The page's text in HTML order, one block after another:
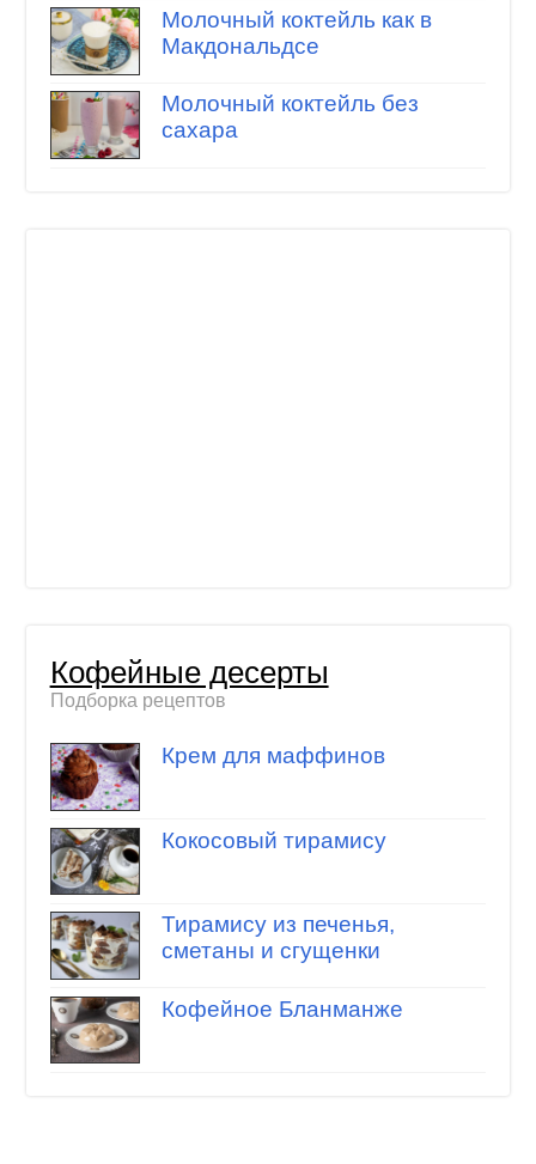
Молочный коктейль как в
Макдональдсе
Молочный коктейль без
сахара
Кофейные десерты
Подборка рецептов
Крем для маффинов
Кокосовый тирамису
Тирамису из печенья,
сметаны и сгущенки
Кофейное Бланманже